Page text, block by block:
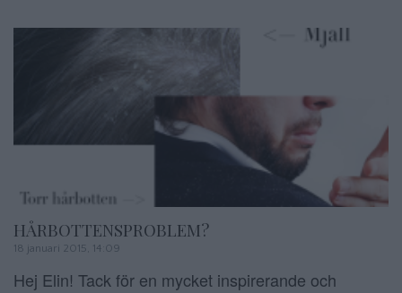
HÅRBOTTENSPROBLEM?
18 januari 2015, 14:09
Hej Elin! Tack för en mycket inspirerande och